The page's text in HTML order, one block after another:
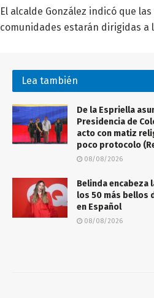
El alcalde González indicó que
comunidades estarán dirigidas a
Lea también
De la Espriella
Presidencia de
acto con matiz
poco protocolo
08/08/2026
Belinda encabeza
los 50 más bellos
en Español
08/08/2026